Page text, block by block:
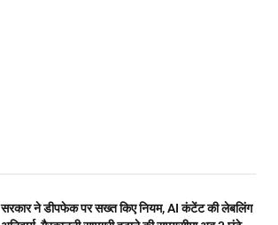
सरकार ने डीपफेक पर सख्त किए नियम, AI कंटेंट की लेबलिंग